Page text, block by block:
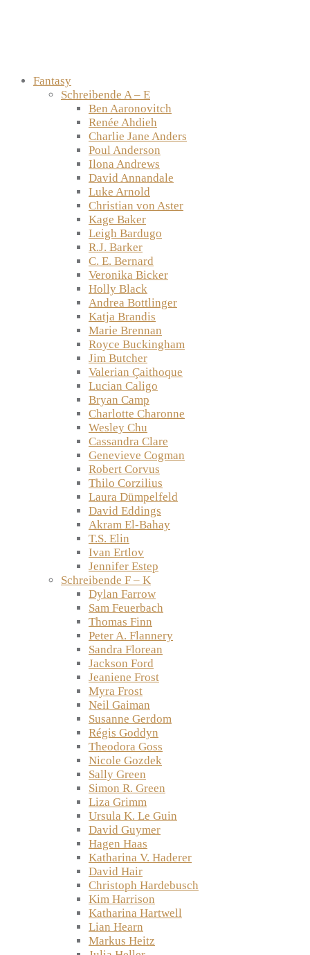
Fantasy
Schreibende A – E
Ben Aaronovitch
Renée Ahdieh
Charlie Jane Anders
Poul Anderson
Ilona Andrews
David Annandale
Luke Arnold
Christian von Aster
Kage Baker
Leigh Bardugo
R.J. Barker
C. E. Bernard
Veronika Bicker
Holly Black
Andrea Bottlinger
Katja Brandis
Marie Brennan
Royce Buckingham
Jim Butcher
Valerian Çaithoque
Lucian Caligo
Bryan Camp
Charlotte Charonne
Wesley Chu
Cassandra Clare
Genevieve Cogman
Robert Corvus
Thilo Corzilius
Laura Dümpelfeld
David Eddings
Akram El-Bahay
T.S. Elin
Ivan Ertlov
Jennifer Estep
Schreibende F – K
Dylan Farrow
Sam Feuerbach
Thomas Finn
Peter A. Flannery
Sandra Florean
Jackson Ford
Jeaniene Frost
Myra Frost
Neil Gaiman
Susanne Gerdom
Régis Goddyn
Theodora Goss
Nicole Gozdek
Sally Green
Simon R. Green
Liza Grimm
Ursula K. Le Guin
David Guymer
Hagen Haas
Katharina V. Haderer
David Hair
Christoph Hardebusch
Kim Harrison
Katharina Hartwell
Lian Hearn
Markus Heitz